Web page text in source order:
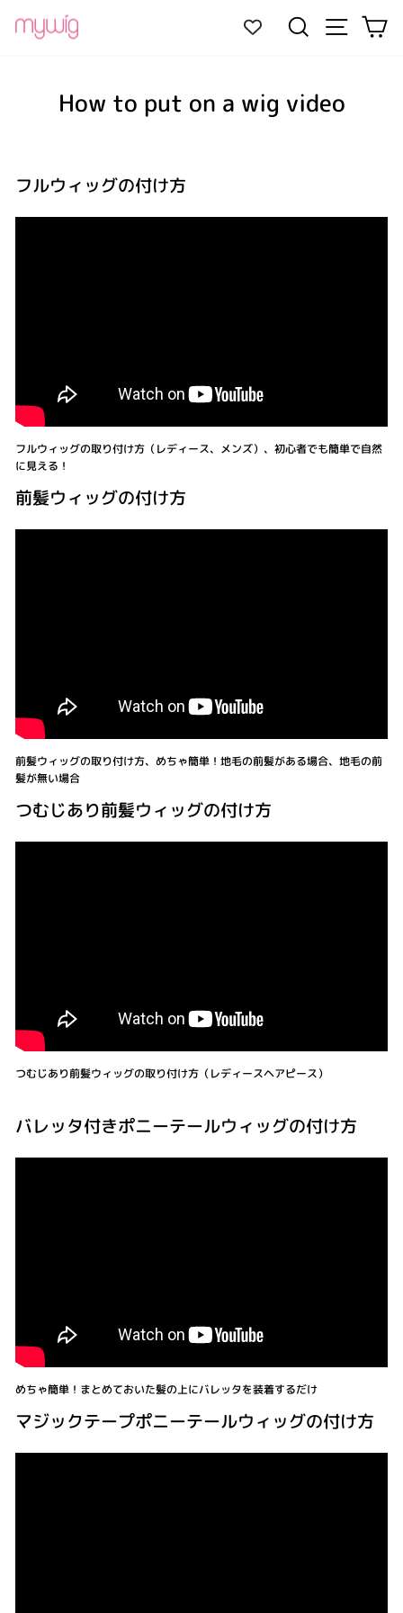
content
Search Site
How to put on a wig video
フルウィッグの付け方
フルウィッグの取り付け方（レディース、メンズ）、初心者でも簡単で自然
に見える！
前髪ウィッグの付け方
前髪ウィッグの取り付け方、めちゃ簡単！地毛の前髪がある場合、地毛の前
髪が無い場合
つむじあり前髪ウィッグの付け方
つむじあり前髪ウィッグの取り付け方（レディースヘアピース）
バレッタ付きポニーテールウィッグの付け方
めちゃ簡単！まとめておいた髪の上にバレッタを装着するだけ
マジックテープポニーテールウィッグの付け方